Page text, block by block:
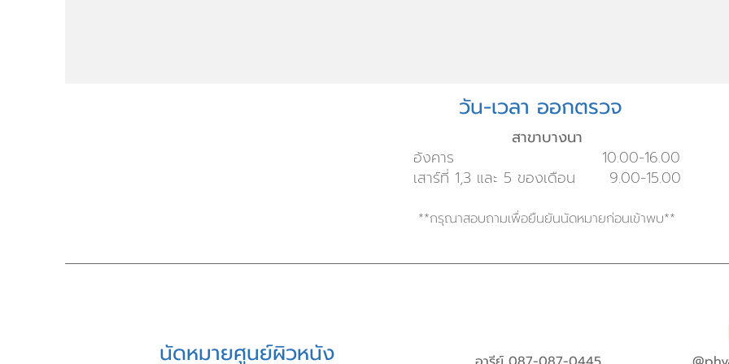
วัน-เวลา ออกตรวจ
สาขาบางนา
อังคาร 10.00-16.00
เสาร์ที่ 1,3 และ 5 ของเดือน 9.00-15.00
**กรุณาสอบถามเพื่อยืนยันนัดหมายก่อนเข้าพบ**
นัดหมายศูนย์ผิวหนัง